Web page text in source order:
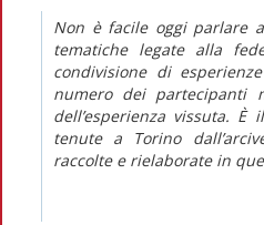
Non è facile oggi parlare
tematiche legate alla
condivisione di
numero dei partecipanti
dell’esperienza vissuta.
tenute a Torino
raccolte e rielaborate in